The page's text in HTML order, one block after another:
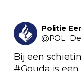
Politie
@
Bij een
#Gouda is